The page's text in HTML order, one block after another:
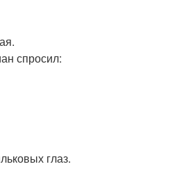
спросил:
глаз.